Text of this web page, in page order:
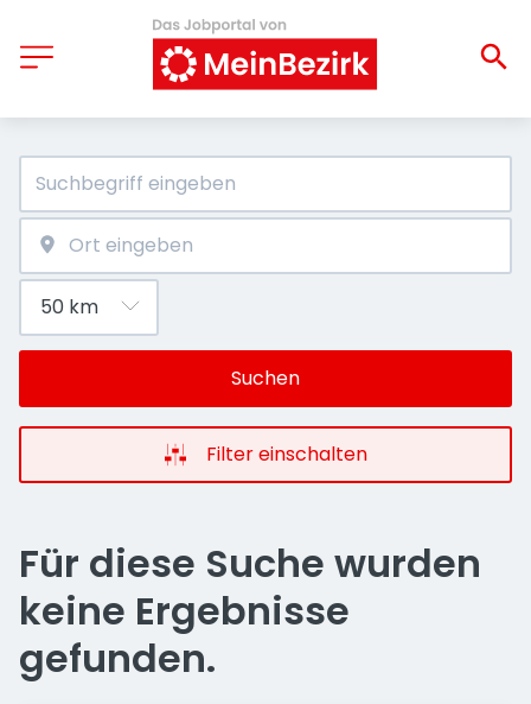
Suchen
Filter einschalten
Für diese Suche wurden
keine Ergebnisse
gefunden.